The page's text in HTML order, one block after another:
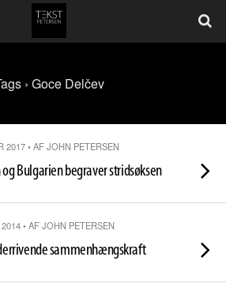
› Goce Delčev
2017 • AF JOHN PETERSEN
Bulgarien begraver stridsøksen
• AF JOHN PETERSEN
sammenhængskraft